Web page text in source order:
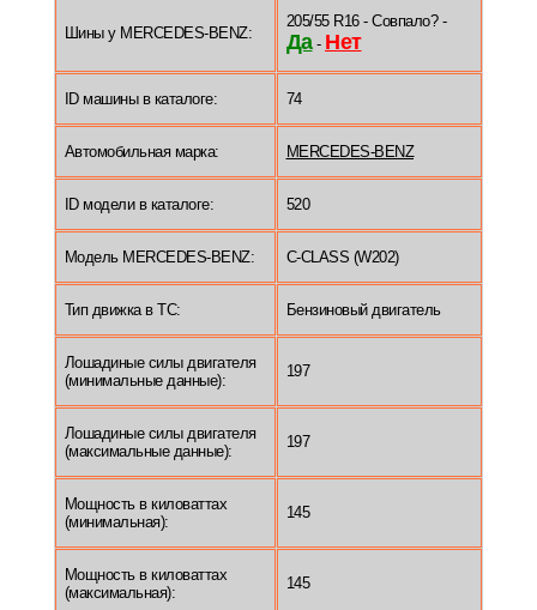
Шины у MERCEDES-BENZ:
205/55 R16 - Совпало? -
Да- Нет
ID машины в каталоге: 74
Автомобильная марка: MERCEDES-BENZ
ID модели в каталоге: 520
Модель MERCEDES-BENZ: C-CLASS (W202)
Тип движка в ТС: Бензиновый двигатель
Лошадиные силы двигателя
(минимальные данные):
197
Лошадиные силы двигателя
(максимальные данные):
197
Мощность в киловаттах
(минимальная):
145
Мощность в киловаттах
(максимальная):
145